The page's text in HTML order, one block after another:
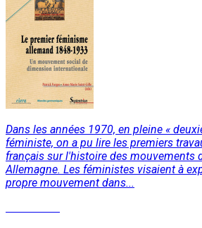
Dans les années 1970, en pleine «
féministe, on a pu lire les premiers
français sur l'histoire des mouvements
Allemagne. Les féministes visaient à
propre mouvement dans...